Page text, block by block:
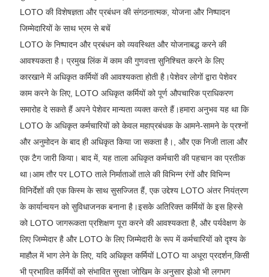
LOTO की विशेषज्ञता और प्रबंधन की संगठनात्मक, योजना और निष्पादन
जिम्मेदारियों के साथ भ्रम से बचें
LOTO के निष्पादन और प्रबंधन को व्यवस्थित और योजनाबद्ध करने की
आवश्यकता है। प्रमुख लिंक में काम की गुणवत्ता सुनिश्चित करने के लिए
कारखाने में अधिकृत कर्मियों की आवश्यकता होती है।पेशेवर लोगों द्वारा पेशेवर
काम करने के लिए, LOTO अधिकृत कर्मियों को पूर्ण औपचारिक प्राधिकरण
समारोह दे सकते हैं अपने पेशेवर मान्यता व्यक्त करते हैं।हमारा अनुभव यह था कि
LOTO के अधिकृत कर्मचारियों को केवल महाप्रबंधक के आमने-सामने के प्रश्नों
और अनुमोदन के बाद ही अधिकृत किया जा सकता है।, और एक निजी ताला और
एक टैग जारी किया। बाद में, यह ताला अधिकृत कर्मचारी की पहचान का प्रतीक
था।आम तौर पर LOTO ताले निर्माताओं ताले की विभिन्न रंगों और विभिन्न
विनिर्देशों की एक किस्म के साथ सुसज्जित हैं, एक उद्देश्य LOTO अंतर नियंत्रण
के कार्यान्वयन को सुविधाजनक बनाना है।इसके अतिरिक्त कर्मियों के इस हिस्से
को LOTO जागरूकता प्रशिक्षण पूरा करने की आवश्यकता है, और पर्यवेक्षण के
लिए जिम्मेदार है और LOTO के लिए जिम्मेदारी के रूप में कर्मचारियों को दृश्य के
माहौल में भाग लेने के लिए, यदि अधिकृत कर्मियों LOTO या अधूरा प्रदर्शन,किसी
भी प्रभावित कर्मियों को संभावित सुरक्षा जोखिम के अनुसार झेओ भी लगभग